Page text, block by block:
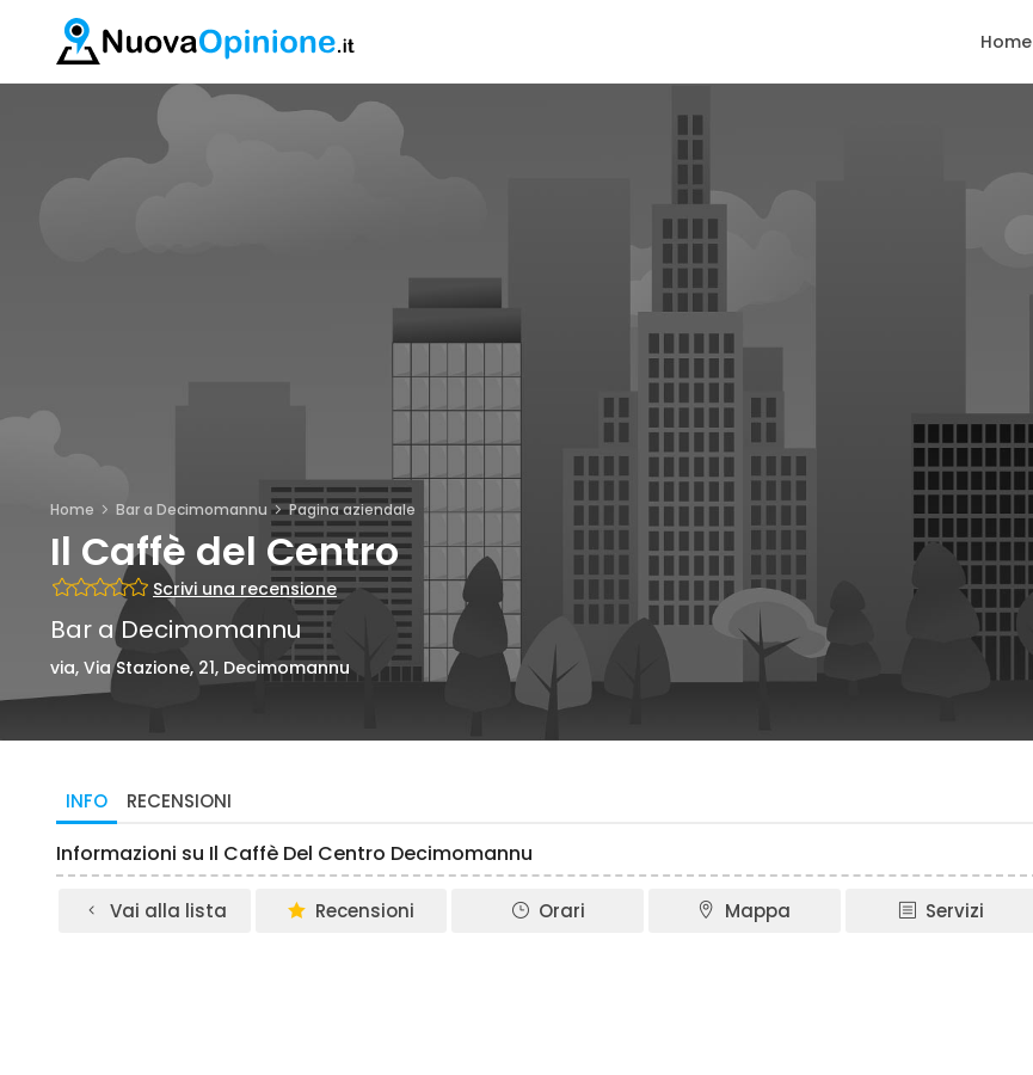
Home
Home Bar a Decimomannu Pagina aziendale
Il Caffè del Centro
Scrivi una recensione
Bar a Decimomannu
via, Via Stazione, 21, Decimomannu
INFO RECENSIONI
Informazioni su Il Caffè Del Centro Decimomannu
Vai alla lista Recensioni Orari Mappa Servizi